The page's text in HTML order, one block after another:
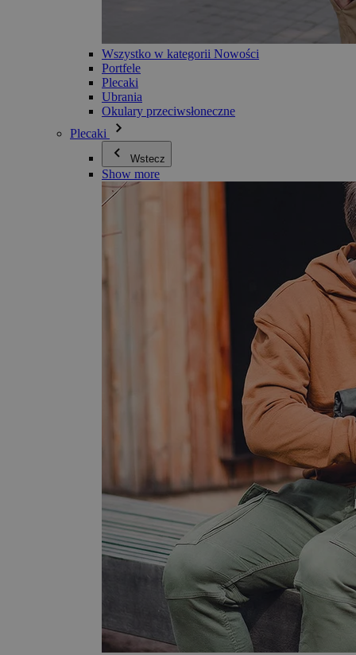
Wszystko w kategorii Nowości
Portfele
Plecaki
Ubrania
Okulary przeciwsłoneczne
Plecaki
Wstecz
Show more